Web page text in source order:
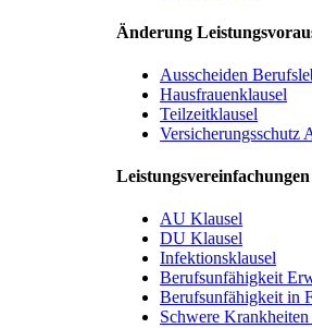
Änderung
Ausscheiden
Hausfrauenklausel
Teilzeitklausel
Versicherungsschutz
Leistungsvereinfachungen
AU Klausel
DU Klausel
Infektionsklausel
Berufsunfähigkeit
Berufsunfähigkeit in
Schwere